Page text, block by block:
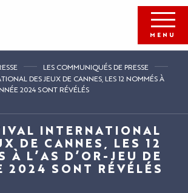
MENU
LES COMMUNIQUÉS DE PRESSE
DES JEUX DE CANNES, LES 12 NOMMÉS À
2024 SONT RÉVÉLÉS
INTERNATIONAL
DE CANNES, LES 12
À L’AS D’OR-JEU DE
2024 SONT RÉVÉLÉS